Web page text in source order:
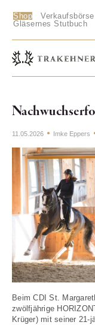
Shop Verkaufsbörse
Gläsernes Stutbuch
11.05.2026 Imke Eppers
Beim CDI St.
zwölfjährige
Krüger) mit seiner 21-